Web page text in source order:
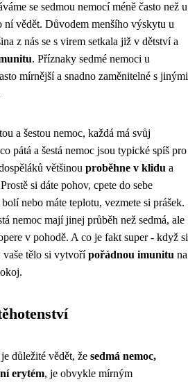
se sedmou nemocí méně často než u
ní vědět. Důvodem menšího výskytu u
z nás se s virem setkala již v dětství a
. Příznaky sedmé nemoci u
mírnější a snadno zaměnitelné s jinými
a šestou nemoc, každá má svůj
pátá a šestá nemoc jsou typické spíš pro
většinou proběhne v klidu a
si dáte pohov, cpete do sebe
nebo máte teplotu, vezmete si prášek.
nemoc mají jinej průběh než sedmá, ale
v pohodě. A co je fakt super - když si
vaše tělo si vytvořípořádnou imunitu na
důležité vědět, že sedmá nemoc,
erytém, je obvykle mírným